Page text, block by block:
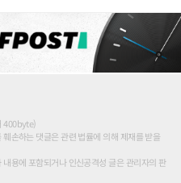
400byte)
손하는 댓글은 관련 법률에 의해 제재를 받을
용에 포함되거나 인신공격성 글은 관리자의 판